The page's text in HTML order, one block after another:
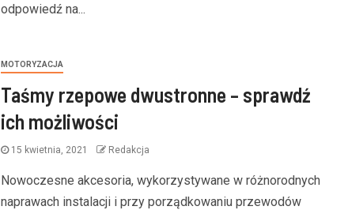
odpowiedź na...
MOTORYZACJA
Taśmy rzepowe dwustronne – sprawdź
ich możliwości
15 kwietnia, 2021 Redakcja
Nowoczesne akcesoria, wykorzystywane w różnorodnych
naprawach instalacji i przy porządkowaniu przewodów